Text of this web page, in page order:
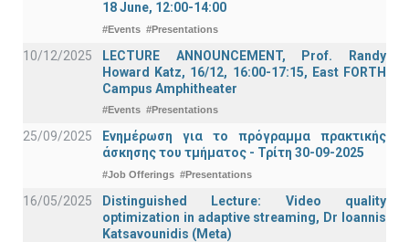
18 June, 12:00-14:00
#Events #Presentations
10/12/2025
LECTURE ANNOUNCEMENT, Prof. Randy
Howard Katz, 16/12, 16:00-17:15, East FORTH
Campus Amphitheater
#Events #Presentations
25/09/2025
Ενημέρωση για το πρόγραμμα πρακτικής
άσκησης του τμήματος - Τρίτη 30-09-2025
#Job Offerings #Presentations
16/05/2025
Distinguished Lecture: Video quality
optimization in adaptive streaming, Dr Ioannis
Katsavounidis (Meta)